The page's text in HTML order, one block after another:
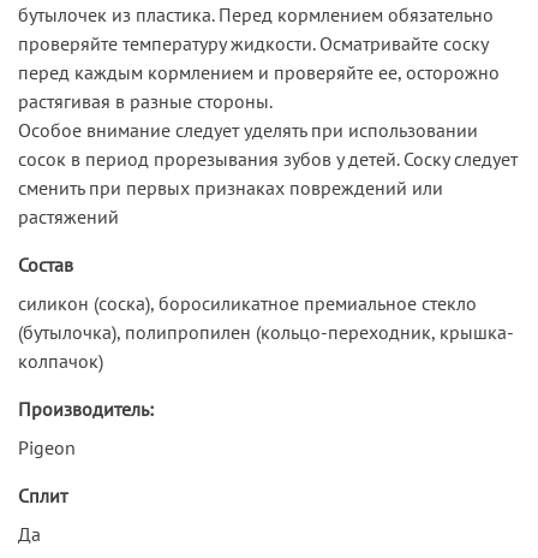
бутылочек из пластика. Перед кормлением обязательно
проверяйте температуру жидкости. Осматривайте соску
перед каждым кормлением и проверяйте ее, осторожно
растягивая в разные стороны.
Особое внимание следует уделять при использовании
сосок в период прорезывания зубов у детей. Соску следует
сменить при первых признаках повреждений или
растяжений
Состав
силикон (соска), боросиликатное премиальное стекло
(бутылочка), полипропилен (кольцо-переходник, крышка-
колпачок)
Производитель:
Pigeon
Сплит
Да